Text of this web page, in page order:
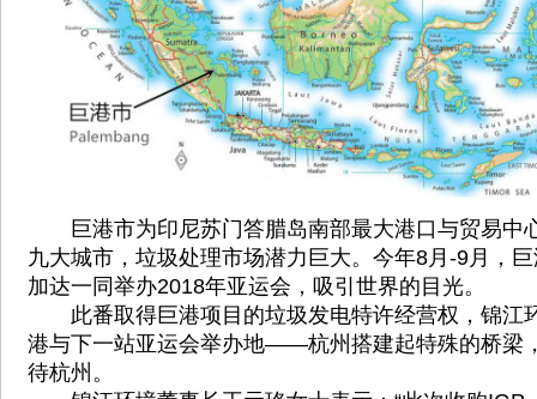
巨港市为印尼苏门答腊岛南部最大港口与贸易中
九大城市，垃圾处理市场潜力巨大。今年8月-9月，
加达一同举办2018年亚运会，吸引世界的目光。
此番取得巨港项目的垃圾发电特许经营权，锦江
港与下一站亚运会举办地——杭州搭建起特殊的桥梁
待杭州。